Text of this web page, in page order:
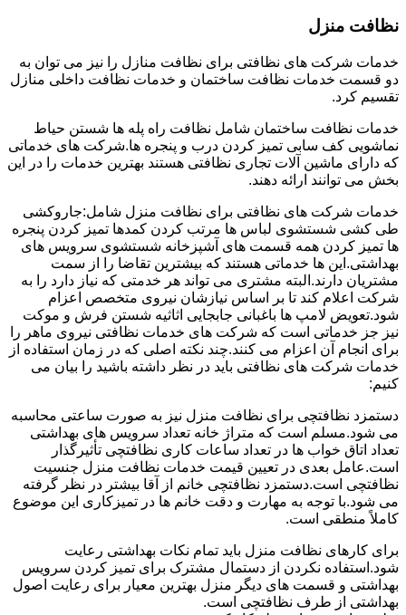
نظافت منزل
خدمات شرکت های نظافتی برای نظافت منازل را نیز می توان به
دو قسمت خدمات نظافت ساختمان و خدمات نظافت داخلی منازل
تقسیم کرد.
خدمات نظافت ساختمان شامل نظافت راه پله ها شستن حیاط
نماشویی کف سابی تمیز کردن درب و پنجره ها.شرکت های خدماتی
که دارای ماشین آلات تجاری نظافتی هستند بهترین خدمات را در این
بخش می توانند ارائه دهند.
خدمات شرکت های نظافتی برای نظافت منزل شامل:جاروکشی
طی کشی شستشوی لباس ها مرتب کردن کمدها تمیز کردن پنجره
ها تمیز کردن همه قسمت های آشپزخانه شستشوی سرویس های
بهداشتی.این ها خدماتی هستند که بیشترین تقاضا را از سمت
مشتریان دارند.البته مشتری می تواند هر خدمتی که نیاز دارد را به
شرکت اعلام کند تا بر اساس نیازشان نیروی متخصص اعزام
شود.تعویض لامپ ها باغبانی جابجایی اثاثیه شستن فرش و موکت
نیز جز خدماتی است که شرکت های خدمات نظافتی نیروی ماهر را
برای انجام آن اعزام می کنند.چند نکته اصلی که در زمان استفاده از
خدمات شرکت های نظافتی باید در نظر داشته باشید را بیان می
کنیم:
دستمزد نظافتچی برای نظافت منزل نیز به صورت ساعتی محاسبه
می شود.مسلم است که متراژ خانه تعداد سرویس های بهداشتی
تعداد اتاق خواب ها در تعداد ساعات کاری نظافتچی تأثیرگذار
است.عامل بعدی در تعیین قیمت خدمات نظافت منزل جنسیت
نظافتچی است.دستمزد نظافتچی خانم از آقا بیشتر در نظر گرفته
می شود.با توجه به مهارت و دقت خانم ها در تمیزکاری این موضوع
کاملاً منطقی است.
برای کارهای نظافت منزل باید تمام نکات بهداشتی رعایت
شود.استفاده نکردن از دستمال مشترک برای تمیز کردن سرویس
بهداشتی و قسمت های دیگر منزل بهترین معیار برای رعایت اصول
بهداشتی از طرف نظافتچی است.